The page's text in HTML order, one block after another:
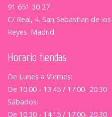
91 651 30 27
C/ Real, 4. San Sebastian de los
Reyes. Madrid
Horario tiendas
De Lunes a Viernes:
De 10:00 - 13:45 / 17:00- 20:30
Sábados:
De 10:30 - 14:15 / 17:00- 20:30